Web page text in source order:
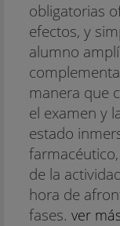
obligatorias
efectos, y
alumno
manera que
el examen y
estado
de la
hora de
fases. ver